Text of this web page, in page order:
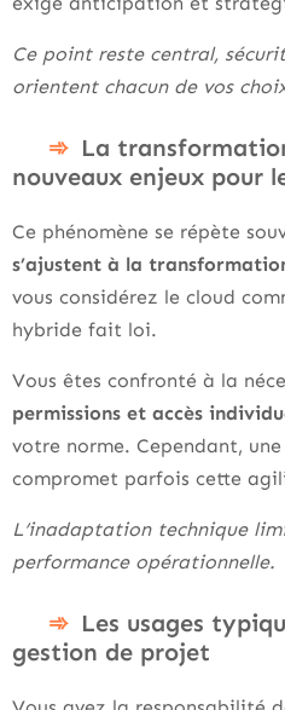
Ce point reste central,
orientent chacun de vos
La
nouveaux enjeux pour
Ce phénomène se répète
s’ajustent à la
vous considérez le cloud
hybride fait loi.
Vous êtes confronté à la
permissions et accès
votre norme. Cependant,
compromet parfois cette
L’inadaptation technique
performance opérationnelle.
Les usages
gestion de projet